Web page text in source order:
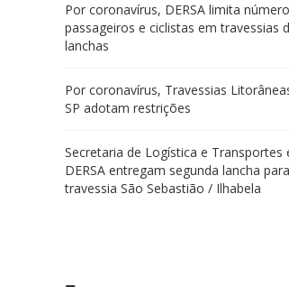
Por coronavírus, DERSA limita
passageiros e ciclistas em travessias
lanchas
Por coronavírus, Travessias
SP adotam restrições
Secretaria de Logística e Transportes
DERSA entregam segunda lancha
travessia São Sebastião / Ilhabela